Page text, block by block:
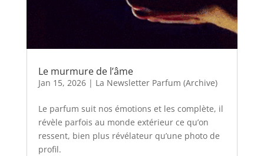
Le murmure de l’âme
Jan 15, 2026| La Newsletter Parfum (Archive)
Le parfum suit nos émotions et les complète, il
révèle parfois au monde extérieur ce qu’on
ressent, bien plus révélateur qu’une photo de
profil.